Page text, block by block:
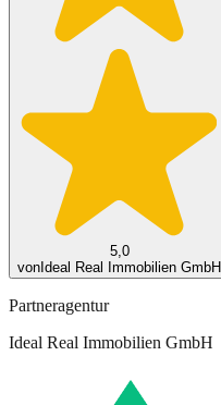
5,0
von Ideal Real Immobilien GmbH
Partneragentur
Ideal Real Immobilien GmbH